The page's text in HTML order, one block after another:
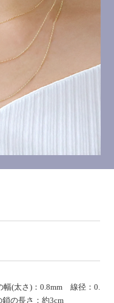
幅(太さ)：0.8mm 線径：0.
の長さ：約3cm